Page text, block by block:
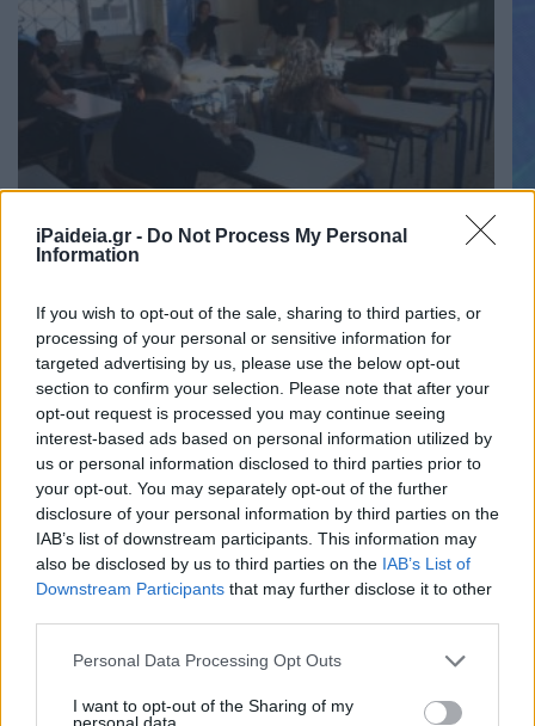
iPaideia.gr - Do Not Process My Personal
Information
If you wish to opt-out of the sale, sharing to third parties, or
processing of your personal or sensitive information for
targeted advertising by us, please use the below opt-out
section to confirm your selection. Please note that after your
opt-out request is processed you may continue seeing
interest-based ads based on personal information utilized by
us or personal information disclosed to third parties prior to
your opt-out. You may separately opt-out of the further
disclosure of your personal information by third parties on the
IAB’s list of downstream participants. This information may
also be disclosed by us to third parties on the IAB’s List of
Downstream Participants that may further disclose it to other
Please note that this website/app uses one or more Google
not limited to your visit or usage behaviour. You may click to
Personal Data Processing Opt Outs
I want to opt-out of the Sharing of my
personal data.
Ζαχαράκη για Πανελλαδικές: Πώς θα προχωρήσει το νέο
18/05/2026 - 08:37
πρόληψη και αντιμετώπιση
19/03/2026 - 22:35